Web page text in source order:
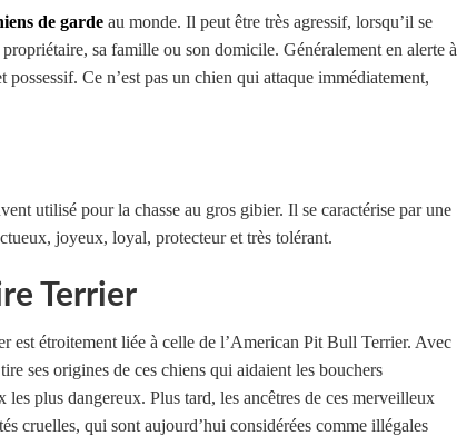
de garde au monde. Il peut être très agressif, lorsqu’il se
sa famille ou son domicile. Généralement en alerte à
Ce n’est pas un chien qui attaque immédiatement,
utilisé pour la chasse au gros gibier. Il se caractérise par une
joyeux, loyal, protecteur et très tolérant.
Terrier
est étroitement liée à celle de l’American Pit Bull Terrier. Avec
ses origines de ces chiens qui aidaient les bouchers
plus dangereux. Plus tard, les ancêtres de ces merveilleux
cruelles, qui sont aujourd’hui considérées comme illégales